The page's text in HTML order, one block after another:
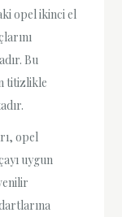
opel ikinci el
Bu
titizlikle
opel
uygun